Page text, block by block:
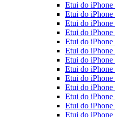
Etui do iPhone
Etui do iPhone
Etui do
Etui do
Etui do iPhone
Etui do
Etui do
Etui do
Etui do
Etui do
Etui do iPhone
Etui do iPhone
Etui do